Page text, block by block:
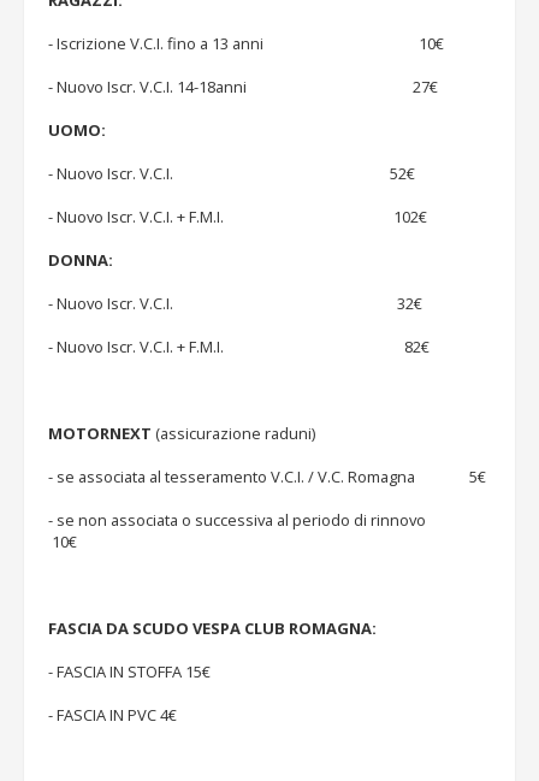
- Iscrizione V.C.I. fino a 13 anni 10€
- Nuovo Iscr. V.C.I. 14-18anni 27€
UOMO:
- Nuovo Iscr. V.C.I. 52€
- Nuovo Iscr. V.C.I. + F.M.I. 102€
DONNA:
- Nuovo Iscr. V.C.I. 32€
- Nuovo Iscr. V.C.I. + F.M.I. 82€
MOTORNEXT (assicurazione raduni)
- se associata al tesseramento V.C.I. / V.C. Romagna 5€
- se non associata o successiva al periodo di rinnovo
10€
FASCIA DA SCUDO VESPA CLUB ROMAGNA:
- FASCIA IN STOFFA 15€
- FASCIA IN PVC 4€